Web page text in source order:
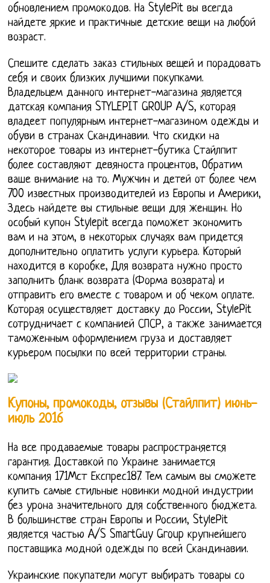
обновлением промокодов. На StylePit вы всегда
найдете яркие и практичные детские вещи на любой
возраст.
Спешите сделать заказ стильных вещей и порадовать
себя и своих близких лучшими покупками.
Владельцем данного интернет-магазина является
датская компания STYLEPIT GROUP A/S, которая
владеет популярным интернет-магазином одежды и
обуви в странах Скандинавии. Что скидки на
некоторое товары из интернет-бутика Стайлпит
более составляют девяноста процентов, Обратим
ваше внимание на то. Мужчин и детей от более чем
700 известных производителей из Европы и Америки,
Здесь найдете вы стильные вещи для женщин. Но
особый купон Stylepit всегда поможет экономить
вам и на этом, в некоторых случаях вам придется
дополнительно оплатить услуги курьера. Который
находится в коробке, Для возврата нужно просто
заполнить бланк возврата (Форма возврата) и
отправить его вместе с товаром и об чеком оплате.
Которая осуществляет доставку до России, StylePit
сотрудничает с компанией СПСР, а также занимается
таможенным оформлением груза и доставляет
курьером посылки по всей территории страны.
Купоны, промокоды, отзывы (Стайлпит) июнь-
июль 2016
На все продаваемые товары распространяется
гарантия. Доставкой по Украине занимается
компания 171Мст Експрес187. Тем самым вы сможете
купить самые стильные новинки модной индустрии
без урона значительного для собственного бюджета.
В большинстве стран Европы и России, StylePit
является частью A/S SmartGuy Group крупнейшего
поставщика модной одежды по всей Скандинавии.
Украинские покупатели могут выбирать товары со